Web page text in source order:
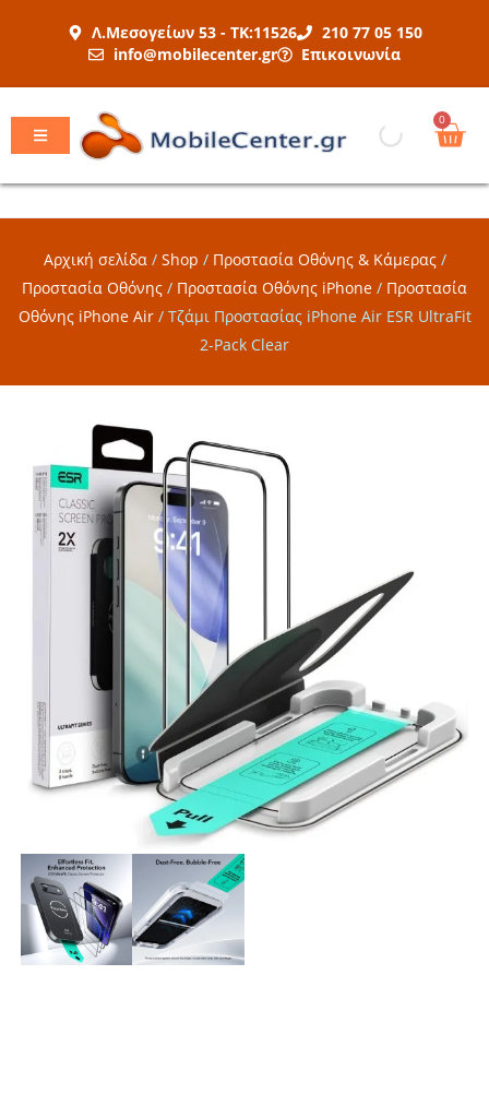
Λ.Μεσογείων 53 - ΤΚ:11526
210 77 05 150
info@mobilecenter.gr
Επικοινωνία
0
Αρχική σελίδα / Shop / Προστασία Οθόνης & Κάμερας/
Προστασία Οθόνης / Προστασία Οθόνης iPhone / Προστασία
Οθόνης iPhone Air/ Τζάμι Προστασίας iPhone Air ESR UltraFit
2-Pack Clear